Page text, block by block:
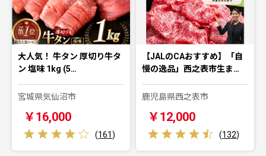
大人気！ 牛タン 厚切り牛タ
ン 塩味 1kg (5…
宮城県気仙沼市
￥16,000
(161)
【JALのCAおすすめ】「自
慢の逸品」西之表市生ま…
鹿児島県西之表市
￥12,000
(132)